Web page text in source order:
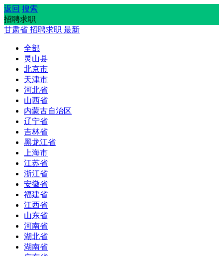
返回 搜索
招聘求职
甘肃省 招聘求职 最新
全部
灵山县
北京市
天津市
河北省
山西省
内蒙古自治区
辽宁省
吉林省
黑龙江省
上海市
江苏省
浙江省
安徽省
福建省
江西省
山东省
河南省
湖北省
湖南省